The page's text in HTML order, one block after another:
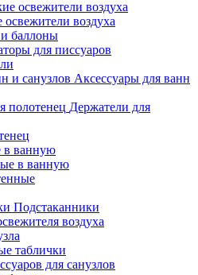
воздуха
баллоны
для писсуаров
Аксессуары для ванн
Держатели для
в ванную
в ванную
Подстаканники
воздуха
таблички
для санузлов